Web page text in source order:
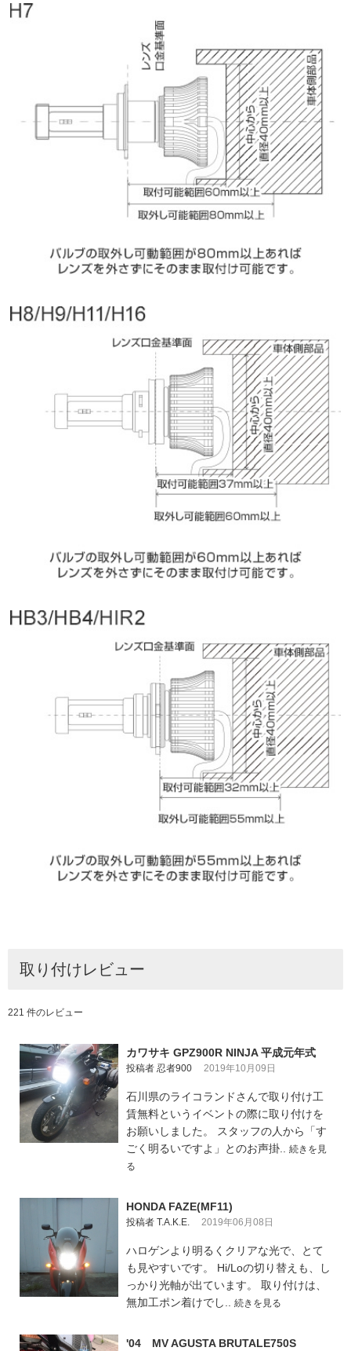
取り付けレビュー
221 件のレビュー
カワサキ GPZ900R NINJA 平成元年式
投稿者 忍者900 2019年10月09日
石川県のライコランドさんで取り付け工
賃無料というイベントの際に取り付けを
お願いしました。 スタッフの人から「す
ごく明るいですよ」とのお声掛.. 続きを見
る
HONDA FAZE(MF11)
投稿者 T.A.K.E. 2019年06月08日
ハロゲンより明るくクリアな光で、とて
も見やすいです。 Hi/Loの切り替えも、し
っかり光軸が出ています。 取り付けは、
無加工ポン着けでし.. 続きを見る
'04 MV AGUSTA BRUTALE750S